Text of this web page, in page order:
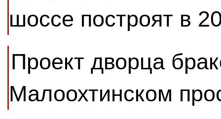
шоссе построят в
Проект дворца
Малоохтинском